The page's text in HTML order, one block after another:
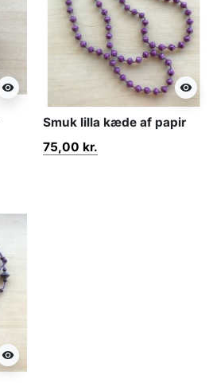
visibility visibility
Smuk lilla kæde af papir
75,00 kr.
visibility